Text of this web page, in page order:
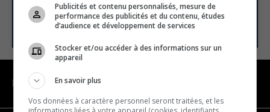
SUBSCRIBE
NAVIGATION
Publicités et contenu personnalisés, mesure de
performance des publicités et du contenu, études
d’audience et développement de services
Stocker et/ou accéder à des informations sur un
appareil
En savoir plus
Vos données à caractère personnel seront traitées, et les